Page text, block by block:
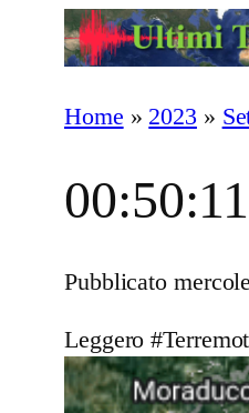
Home » 2023 »
Pubblicato
Leggero